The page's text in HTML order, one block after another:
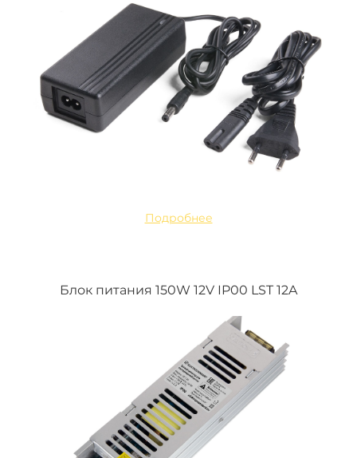
Подробнее
Блок питания 150W 12V IP00 LST 12A